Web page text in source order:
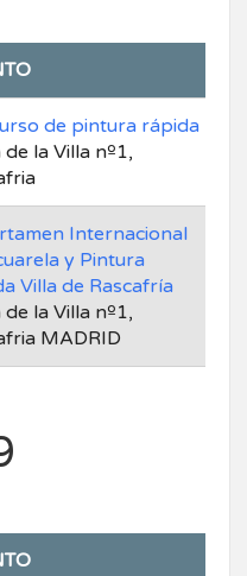
de pintura rápida
de la Villa nº1,
Internacional
y Pintura
Villa de Rascafría
de la Villa nº1,
MADRID